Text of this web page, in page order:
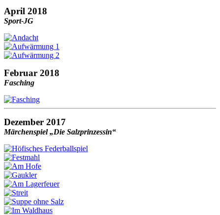
April 2018
Sport-JG
Februar 2018
Fasching
Dezember 2017
Märchenspiel „Die Salzprinzessin“